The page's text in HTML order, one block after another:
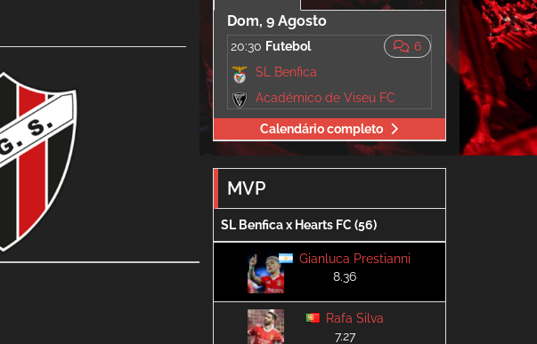
Dom, 9 Agosto
6
20:30 Futebol
SL Benfica
Académico de Viseu FC
Calendário completo
MVP
SL Benfica x Hearts FC (56)
Gianluca Prestianni
8.36
Rafa Silva
7.27